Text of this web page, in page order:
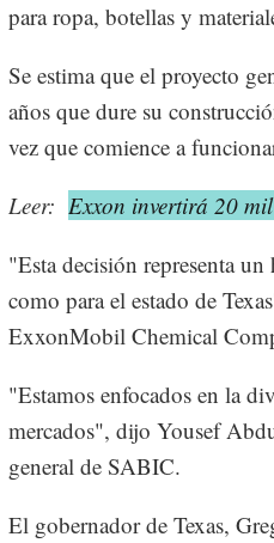
para ropa, botellas y
Se estima que el proyecto
años que dure su
vez que comience a
Leer: Exxon invertirá 20
"Esta decisión representa
como para el estado de
ExxonMobil Chemical
"Estamos enfocados en la
mercados", dijo Yousef
general de SABIC.
El gobernador de Texas,